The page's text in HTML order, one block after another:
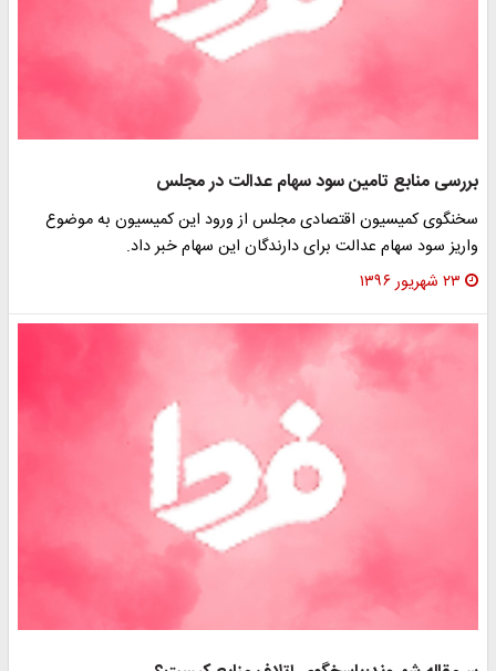
بررسی منابع تامین سود سهام عدالت در مجلس
سخنگوی کمیسیون اقتصادی مجلس از ورود این کمیسیون به موضوع
واریز سود سهام عدالت برای دارندگان این سهام خبر داد.
۲۳ شهریور ۱۳۹۶